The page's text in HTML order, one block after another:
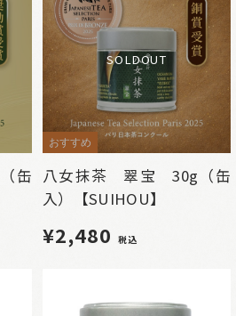
缶
SOLDOUT
おすすめ
八女抹茶 翠宝 30g（缶
入）【SUIHOU】
¥2,480 税込